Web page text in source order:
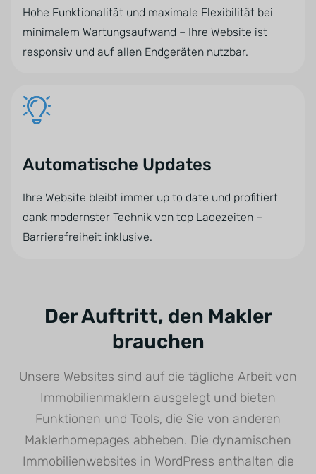
Hohe Funktionalität und maximale Flexibilität bei
minimalem Wartungsaufwand – Ihre Website ist
responsiv und auf allen Endgeräten nutzbar.
Automatische Updates
Ihre Website bleibt immer up to date und profitiert
dank modernster Technik von top Ladezeiten –
Barrierefreiheit inklusive.
Der Auftritt, den Makler
brauchen
Unsere Websites sind auf die tägliche Arbeit von
Immobilienmaklern ausgelegt und bieten
Funktionen und Tools, die Sie von anderen
Maklerhomepages abheben. Die dynamischen
Immobilienwebsites in WordPress enthalten die